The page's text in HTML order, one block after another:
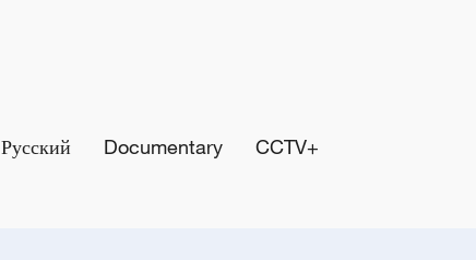
Русский Documentary CCTV+